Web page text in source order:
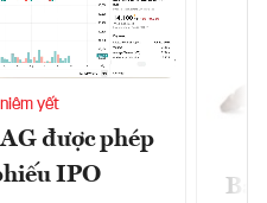
yết
được phép
IPO